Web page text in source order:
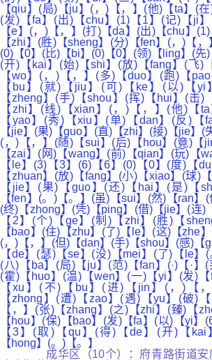
【qiu】(局)【ju】(，)【，】(他)【ta】(
(发)【fa】(出)【chu】(1)【1】(记)【ji
【e】(，)【，】(打)【da】(出)【chu】
【zhi】(胜)【sheng】(分)【fen】(，)【，
(0)【0】(比)【bi】(0)【0】(领)【ling】(先)
(开)【kai】(始)【shi】(放)【fang】(飞)
【wo】(，)【，】(多)【duo】(跑)【
【bu】(就)【jiu】(可)【ke】(以)【
【zheng】(手)【shou】(挥)【hui】(击
【zhi】(线)【xian】(，)【，】(他)【
【yao】(秀)【xiu】(单)【dan】(反)【
【jie】(果)【guo】(直)【zhi】(接)【jie】(
(，)【，】(随)【sui】(后)【hou】(竟)【
【zai】(网)【wang】(前)【qian】(玩)【
【le】(3)【3】(6)【6】(0)【0】(度)【
【zhuan】(放)【fang】(小)【xiao】(球)
【jie】(果)【guo】(还)【hai】(是)【
【fen】(。)【。】(虽)【sui】(然)【ran】(
(终)【zhong】(凭)【ping】(借)【jie】(连)
【2】(个)【ge】(制)【zhi】(胜)【
【bao】(住)【zhu】(了)【le】(这)【zhe
(，)【，】(但)【dan】(手)【shou】(感)【
【de】(瑟)【se】(没)【mei】(了)【le】(
(八)【ba】(局)【ju】(范)【fan】(·)【·】(
(霍)【huo】(温)【wen】(一)【yi】(发)
【xu】(不)【bu】(进)【jin】(，)【
【zhong】(遭)【zao】(遇)【yu】(破)
【，】(张)【zhang】(之)【zhi】(臻)【
【hou】(保)【bao】(发)【fa】(以)【yi】
【3】(取)【qu】(得)【de】(开)【
【hong】(。)【。】
成华区（10个）：府青路街道安庆